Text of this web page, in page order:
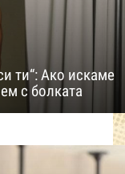
ти“: Ако искаме
с болката